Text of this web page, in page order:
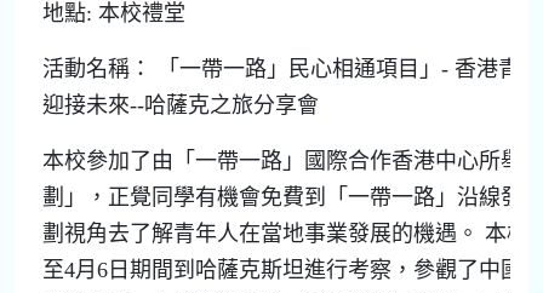
地點: 本校禮堂
活動名稱： 「一帶一路」民心相通項目」- 香港青
迎接未來--哈薩克之旅分享會
本校參加了由「一帶一路」國際合作香港中心所舉
劃」，正覺同學有機會免費到「一帶一路」沿線發
劃視角去了解青年人在當地事業發展的機遇。 本校
至4月6日期間到哈薩克斯坦進行考察，參觀了中國